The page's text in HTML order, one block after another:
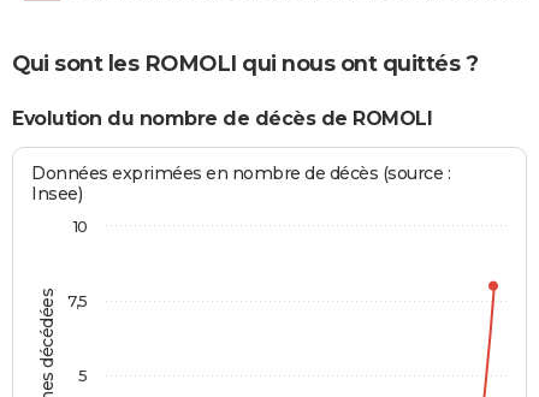
Qui sont les ROMOLI qui nous ont quittés ?
Evolution du nombre de décès de ROMOLI
Données exprimées en nombre de décès (source :
Insee)
10
5
7,5